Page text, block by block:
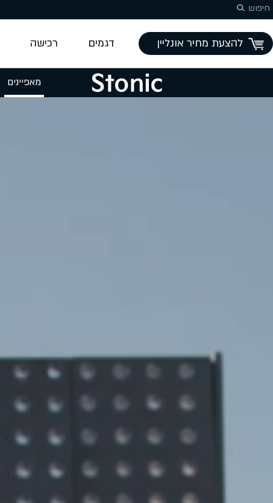
להצעת מחיר אונליין דגמים רכישה
חיפוש
מאפיינים